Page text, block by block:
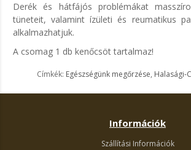
Derék és hátfájós problémákat
tüneteit, valamint ízületi és reumatikus
alkalmazhatjuk.
A csomag 1 db kenőcsöt tartalmaz!
Címkék: Egészségünk megőrzése, Halasági-
Információk
Szállítási Információk